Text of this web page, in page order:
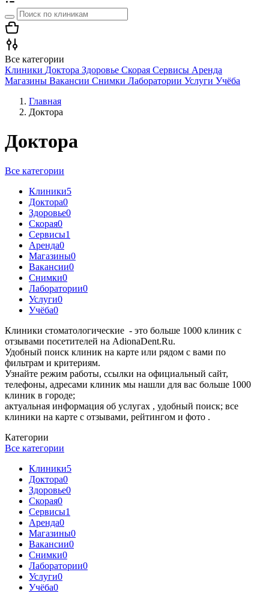
Все категории
Клиники Доктора Здоровье Скорая Сервисы Аренда
Магазины Вакансии Снимки Лаборатории Услуги Учёба
Главная
Доктора
Доктора
Все категории
Клиники5
Доктора0
Здоровье0
Скорая0
Сервисы1
Аренда0
Магазины0
Вакансии0
Снимки0
Лаборатории0
Услуги0
Учёба0
Клиники стоматологические - это больше 1000 клиник с
отзывами посетителей на AdionaDent.Ru.
Удобный поиск клиник на карте или рядом с вами по
фильтрам и критериям.
Узнайте режим работы, ссылки на официальный сайт,
телефоны, адресами клиник мы нашли для вас больше 1000
клиник в городе;
актуальная информация об услугах , удобный поиск; все
клиники на карте с отзывами, рейтингом и фото .
Категории
Все категории
Клиники5
Доктора0
Здоровье0
Скорая0
Сервисы1
Аренда0
Магазины0
Вакансии0
Снимки0
Лаборатории0
Услуги0
Учёба0